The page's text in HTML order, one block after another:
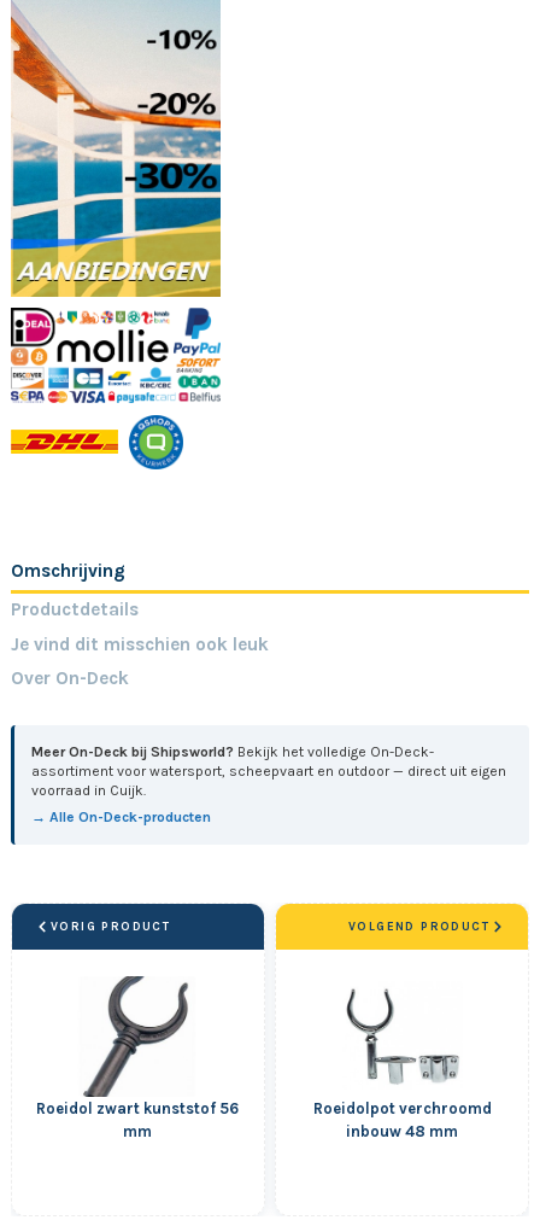
Omschrijving
Productdetails
Je vind dit misschien ook leuk
Over On-Deck
Meer On-Deck bij Shipsworld? Bekijk het volledige On-Deck-
assortiment voor watersport, scheepvaart en outdoor — direct uit eigen
voorraad in Cuijk.
→ Alle On-Deck-producten
VORIG PRODUCT
Roeidol zwart kunststof 56
mm
Roeidolpot verchroomd
inbouw 48 mm
VOLGEND PRODUCT